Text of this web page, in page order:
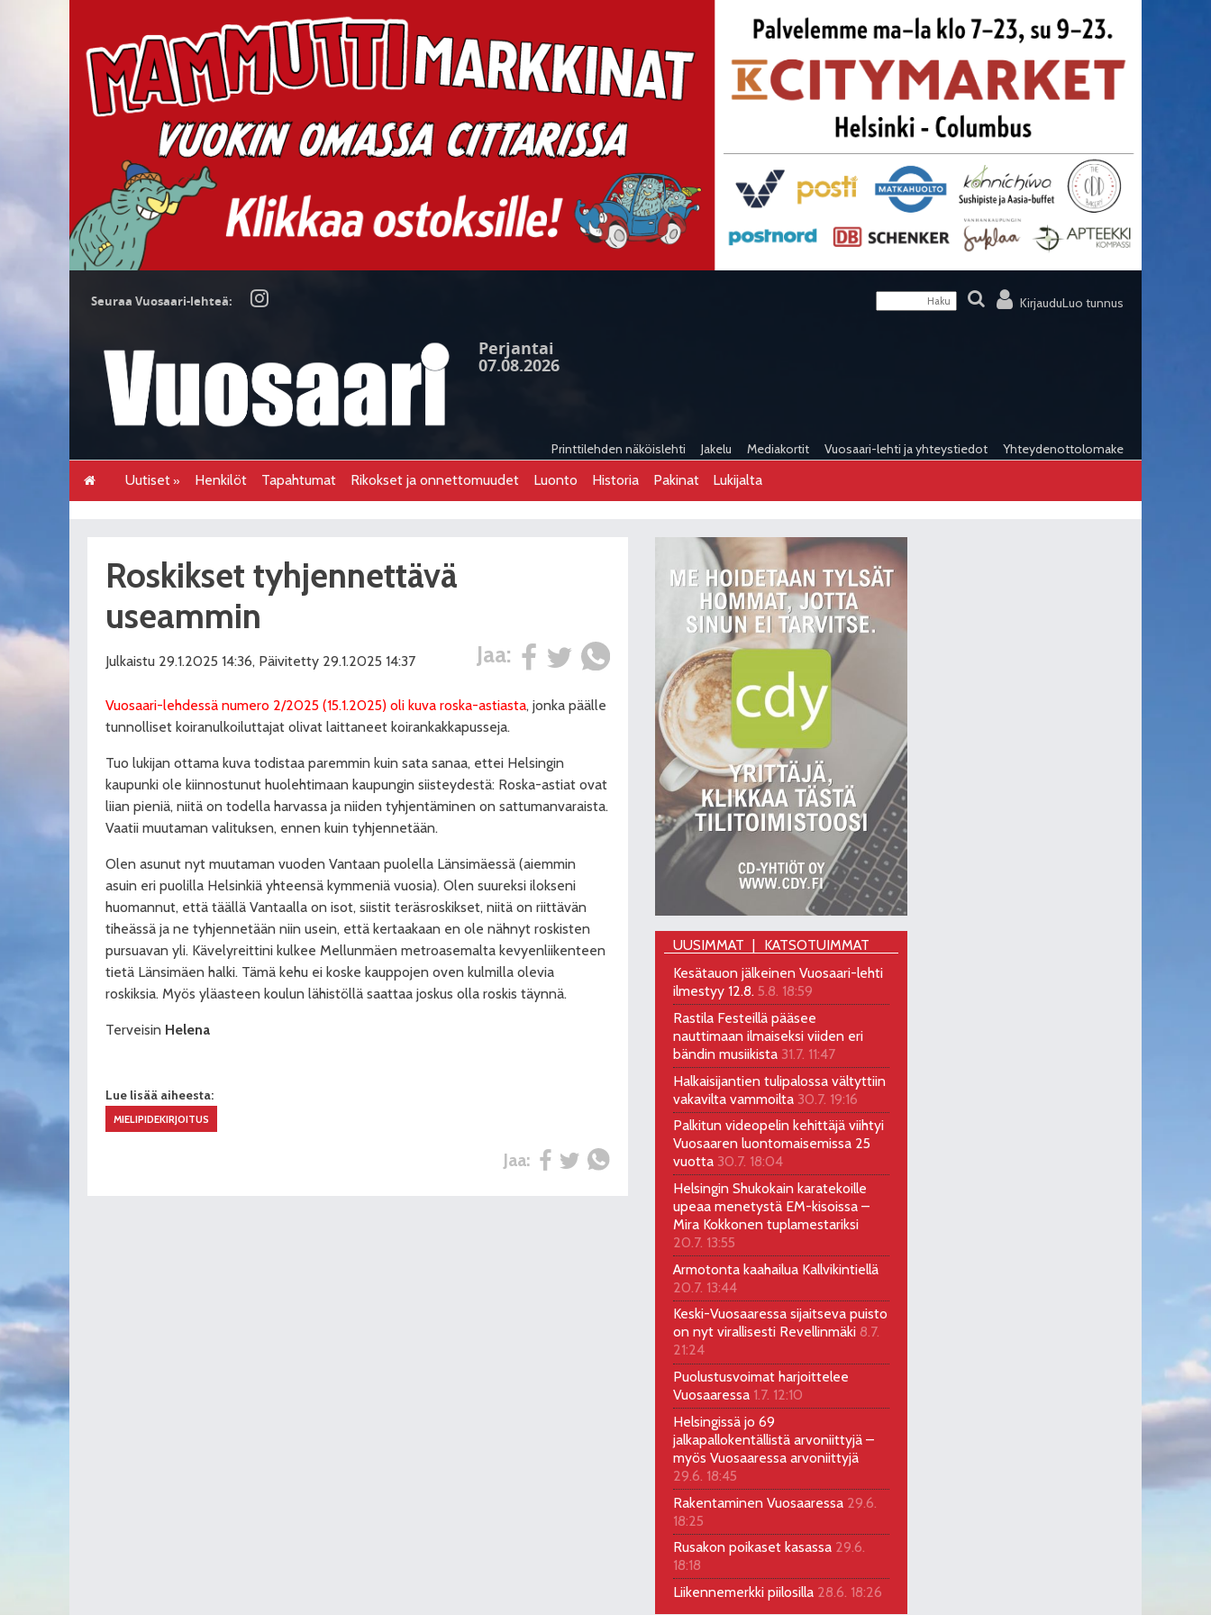
KirjauduLuo tunnus
Seuraa Vuosaari-lehteä:
Perjantai
07.08.2026
Printtilehden näköislehti Jakelu Mediakortit Vuosaari-lehti ja yhteystiedot Yhteydenottolomake
Uutiset Henkilöt Tapahtumat Rikokset ja onnettomuudet Luonto Historia Pakinat Lukijalta
Roskikset tyhjennettävä
useammin
Jaa:
Julkaistu 29.1.2025 14:36, Päivitetty 29.1.2025 14:37
Vuosaari-lehdessä numero 2/2025 (15.1.2025) oli kuva roska-astiasta, jonka päälle
tunnolliset koiranulkoiluttajat olivat laittaneet koirankakkapusseja.
Tuo lukijan ottama kuva todistaa paremmin kuin sata sanaa, ettei Helsingin
kaupunki ole kiinnostunut huolehtimaan kaupungin siisteydestä: Roska-astiat ovat
liian pieniä, niitä on todella harvassa ja niiden tyhjentäminen on sattumanvaraista.
Vaatii muutaman valituksen, ennen kuin tyhjennetään.
Olen asunut nyt muutaman vuoden Vantaan puolella Länsimäessä (aiemmin
asuin eri puolilla Helsinkiä yhteensä kymmeniä vuosia). Olen suureksi ilokseni
huomannut, että täällä Vantaalla on isot, siistit teräsroskikset, niitä on riittävän
tiheässä ja ne tyhjennetään niin usein, että kertaakaan en ole nähnyt roskisten
pursuavan yli. Kävelyreittini kulkee Mellunmäen metroasemalta kevyenliikenteen
tietä Länsimäen halki. Tämä kehu ei koske kauppojen oven kulmilla olevia
roskiksia. Myös yläasteen koulun lähistöllä saattaa joskus olla roskis täynnä.
Terveisin Helena
Lue lisää aiheesta:
MIELIPIDEKIRJOITUS
Jaa:
UUSIMMAT
KATSOTUIMMAT
Kesätauon jälkeinen Vuosaari-lehti
ilmestyy 12.8. 5.8. 18:59
Rastila Festeillä pääsee
nauttimaan ilmaiseksi viiden eri
bändin musiikista 31.7. 11:47
Halkaisijantien tulipalossa vältyttiin
vakavilta vammoilta 30.7. 19:16
Palkitun videopelin kehittäjä viihtyi
Vuosaaren luontomaisemissa 25
vuotta 30.7. 18:04
Helsingin Shukokain karatekoille
upeaa menetystä EM-kisoissa –
Mira Kokkonen tuplamestariksi
20.7. 13:55
Armotonta kaahailua Kallvikintiellä
20.7. 13:44
Keski-Vuosaaressa sijaitseva puisto
on nyt virallisesti Revellinmäki 8.7.
21:24
Puolustusvoimat harjoittelee
Vuosaaressa 1.7. 12:10
Helsingissä jo 69
jalkapallokentällistä arvoniittyjä –
myös Vuosaaressa arvoniittyjä
29.6. 18:45
Rakentaminen Vuosaaressa 29.6.
18:25
Rusakon poikaset kasassa 29.6.
18:18
Liikennemerkki piilosilla 28.6. 18:26